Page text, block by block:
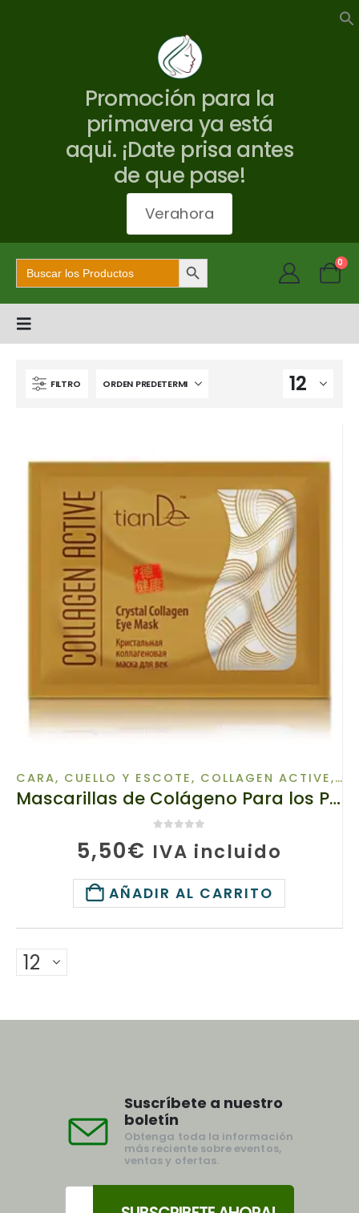
Promoción para la
primavera ya está
aqui. ¡Date prisa antes
de que pase!
Verahora
Buscar: Botón de búsqueda 0
FILTRO
CARA, CUELLO Y ESCOTE, COLLAGEN ACTIVE,
Mascarillas de Colágeno Para los Párpados, 12710 TIANDE , Restauración Inmediata de la Piel! 1 ud
5,50€ IVA incluido
AÑADIR AL CARRITO
Suscríbete a nuestro
boletín
Obtenga toda la información
más reciente sobre eventos,
ventas y ofertas.